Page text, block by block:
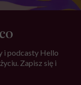
i podcasty Hello
Zapisz się i